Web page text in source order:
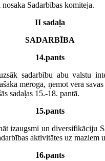
Sadarbības komiteja.
II sadaļa
SADARBĪBA
14.pants
sadarbību abu valstu
mērogā, ņemot vērā
sadaļas 15.-18. pantā.
15.pants
izaugsmi un diversifikāciju
aktivitātes uz maziem
16.pants